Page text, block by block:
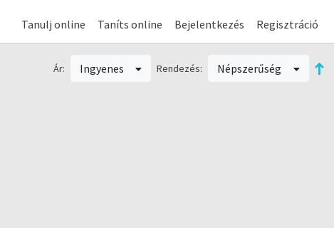
Tanulj online Taníts online Bejelentkezés Regisztráció
Ár: Ingyenes Rendezés: Népszerűség